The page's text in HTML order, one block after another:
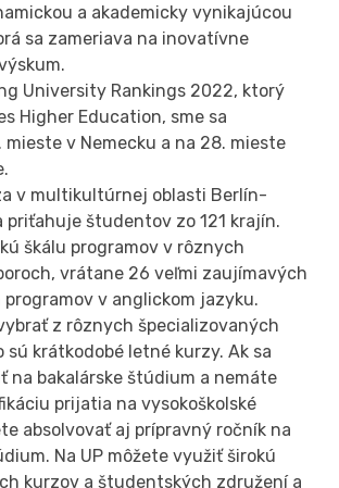
a akademicky vynikajúcou
sa zameriava na inovatívne
University Rankings 2022, ktorý
Higher Education, sme sa
mieste v Nemecku a na 28. mieste
v multikultúrnej oblasti Berlín-
priťahuje študentov zo 121 krajín.
škálu programov v rôznych
vrátane 26 veľmi zaujímavých
v anglickom jazyku.
z rôznych špecializovaných
sú krátkodobé letné kurzy. Ak sa
na bakalárske štúdium a nemáte
prijatia na vysokoškolské
absolvovať aj prípravný ročník na
Na UP môžete využiť širokú
kurzov a študentských združení a